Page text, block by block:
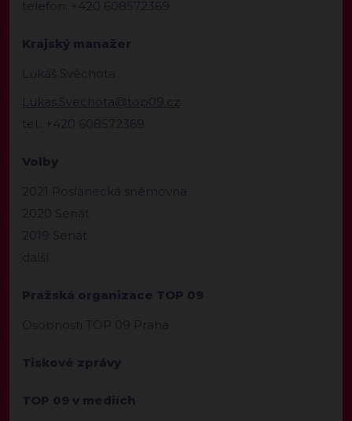
telefon: +420 608572369
Krajský manažer
Lukáš Svěchota
Lukas.Svechota@top09.cz
tel.: +420 608572369
Volby
2021 Poslanecká sněmovna
2020 Senát
2019 Senát
další
Pražská organizace TOP 09
Osobnosti TOP 09 Praha
Tiskové zprávy
TOP 09 v mediích